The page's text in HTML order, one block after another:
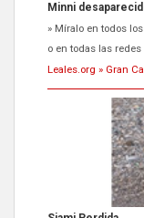
Minni
» Míralo en todos
o en todas las
Leales.org » Gran